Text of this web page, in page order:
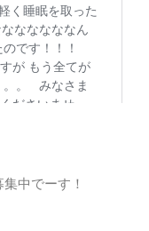
中でーす！